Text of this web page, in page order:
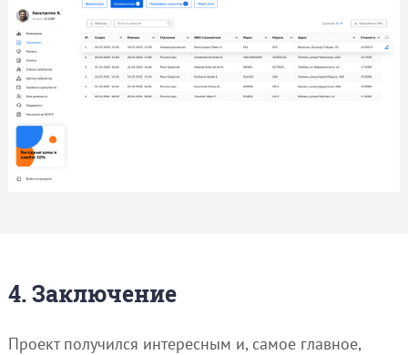
4. Заключение
Проект получился интересным и, самое главное,